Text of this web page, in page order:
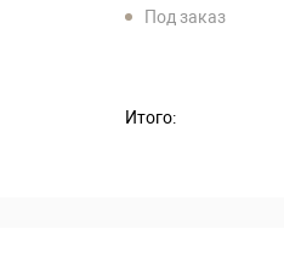
Под заказ
Итого: